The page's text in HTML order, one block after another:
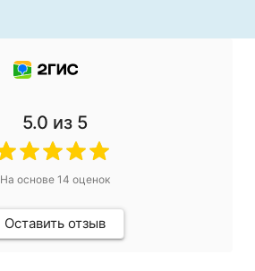
5.0 из 5
На основе 14 оценок
Оставить отзыв